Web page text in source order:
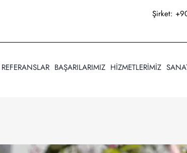
Şirket:
REFERANSLAR BAŞARILARIMIZ HİZMETLERİMİZ